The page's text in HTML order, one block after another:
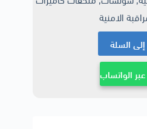
الامنية
السلة
الواتساب